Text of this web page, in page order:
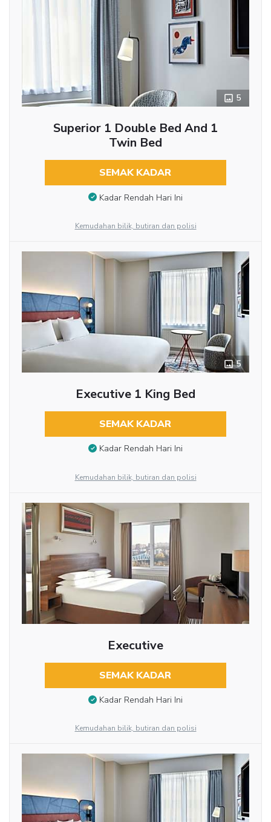
5
Superior 1 Double Bed And 1
Twin Bed
SEMAK KADAR
Kadar Rendah Hari Ini
Kemudahan bilik, butiran dan polisi
5
Executive 1 King Bed
SEMAK KADAR
Kadar Rendah Hari Ini
Kemudahan bilik, butiran dan polisi
Executive
SEMAK KADAR
Kadar Rendah Hari Ini
Kemudahan bilik, butiran dan polisi